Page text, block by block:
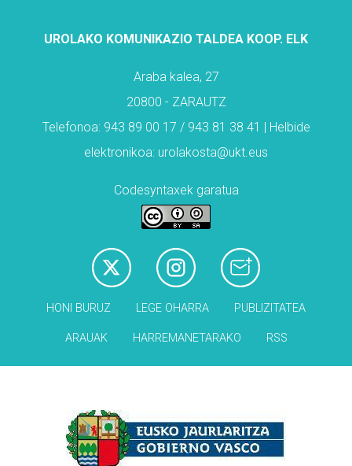
UROLAKO KOMUNIKAZIO TALDEA KOOP. ELK
Araba kalea, 27
20800 - ZARAUTZ
Telefonoa: 943 89 00 17 / 943 81 38 41 | Helbide
elektronikoa: urolakosta@ukt.eus
Codesyntaxek garatua
HONI BURUZ LEGE OHARRA PUBLIZITATEA
ARAUAK HARREMANETARAKO RSS